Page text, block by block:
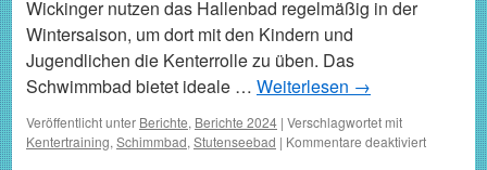
Wickinger nutzen das Hallenbad regelmäßig in der
Wintersaison, um dort mit den Kindern und
Jugendlichen die Kenterrolle zu üben. Das
Schwimmbad bietet ideale … Weiterlesen →
Veröffentlicht unter Berichte, Berichte 2024 | Verschlagwortet mit
Kentertraining, Schimmbad, Stutenseebad | Kommentare deaktiviertfür